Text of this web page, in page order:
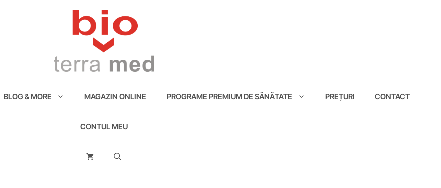
BLOG & MORE MAGAZIN ONLINE PROGRAME PREMIUM DE SĂNĂTATE PREȚURI CONTACT
CONTUL MEU